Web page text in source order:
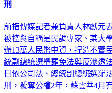
刑
前指傳媒記者兼負責人林獻元
被控與自稱是民調專家、某大
辦13萬人民幣中資，捏造不實
統副總統選舉罷免法與反滲透
日依公司法、總統副總統選罷
刑，褫奪公權2年，蘇雲華4月